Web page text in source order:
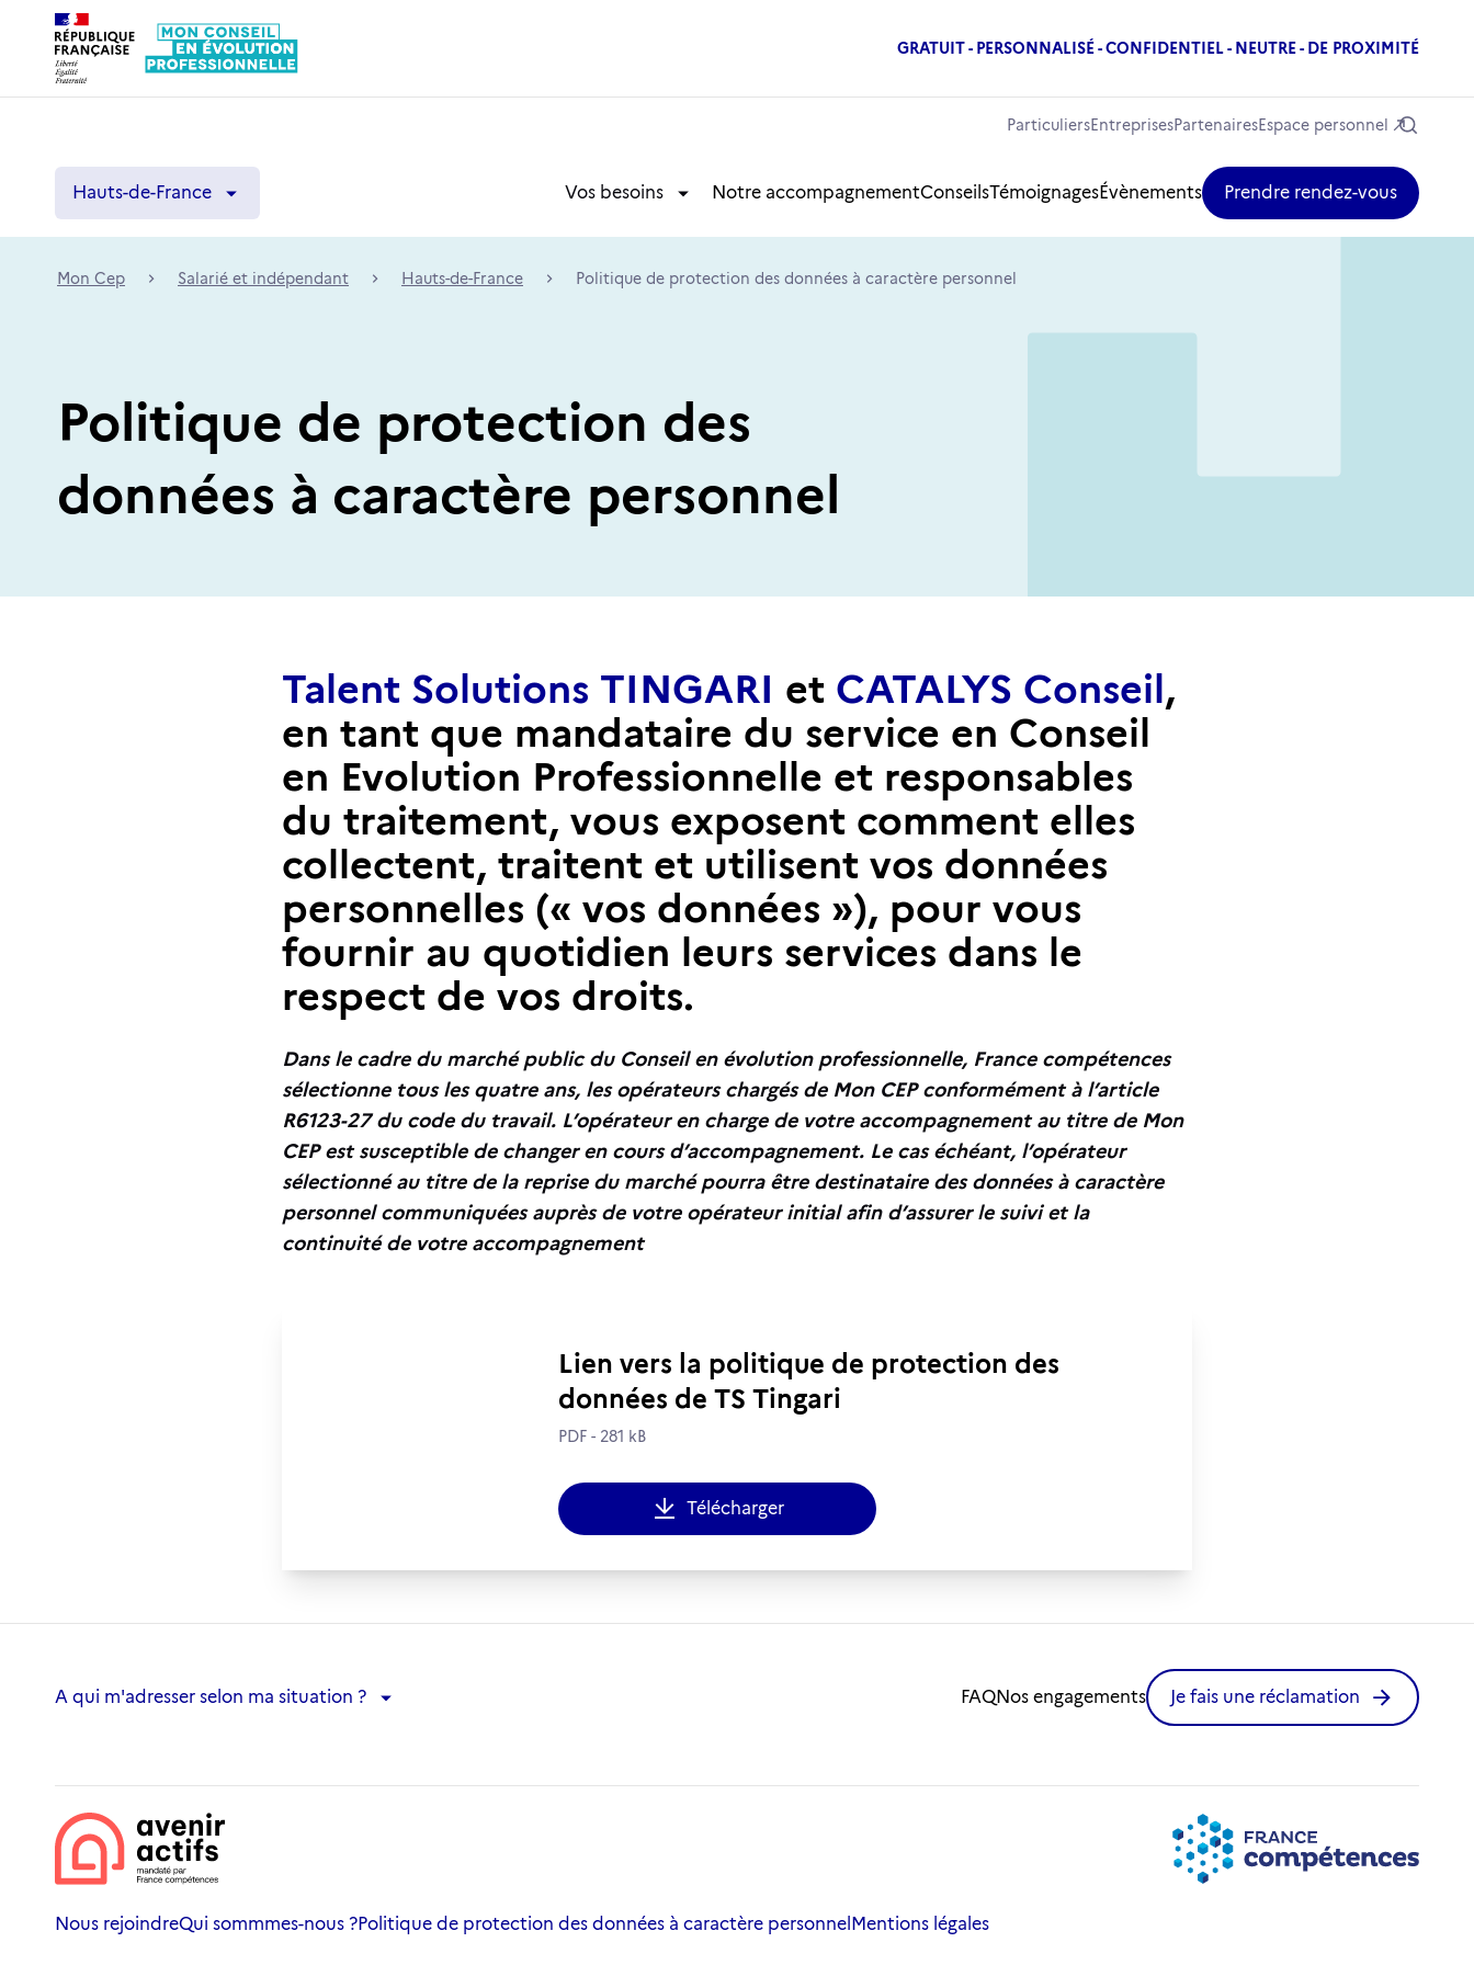
GRATUIT - PERSONNALISÉ - CONFIDENTIEL - NEUTRE - DE PROXIMITÉ
ParticuliersEntreprisesPartenairesEspace personnel
Hauts-de-France
Hauts-de-France
Vos besoins
Notre accompagnementConseilsTémoignagesÉvènements Prendre rendez-vous
Mon Cep Salarié et indépendant Hauts-de-France Politique de protection des données à caractère personnel
Politique de protection des
données à caractère personnel
Talent Solutions TINGARI et CATALYS Conseil,
en tant que mandataire du service en Conseil
en Evolution Professionnelle et responsables
du traitement, vous exposent comment elles
collectent, traitent et utilisent vos données
personnelles (« vos données »), pour vous
fournir au quotidien leurs services dans le
respect de vos droits.
Dans le cadre du marché public du Conseil en évolution professionnelle, France compétences
sélectionne tous les quatre ans, les opérateurs chargés de Mon CEP conformément à l’article
R6123-27 du code du travail. L’opérateur en charge de votre accompagnement au titre de Mon
CEP est susceptible de changer en cours d’accompagnement. Le cas échéant, l’opérateur
sélectionné au titre de la reprise du marché pourra être destinataire des données à caractère
personnel communiquées auprès de votre opérateur initial afin d’assurer le suivi et la
continuité de votre accompagnement
Lien vers la politique de protection des
données de TS Tingari
PDF - 281 kB
Télécharger
A qui m'adresser selon ma situation ?
FAQNos engagements Je fais une réclamation
Nous rejoindreQui sommmes-nous ?Politique de protection des données à caractère personnel Mentions légales